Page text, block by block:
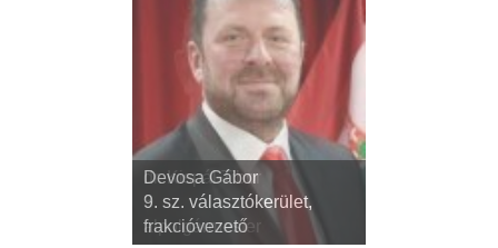
dr. Kispál Tibor
3. sz. választókerület,
alpolgármester
Devosa Gábor
9. sz. választókerület,
frakcióvezető